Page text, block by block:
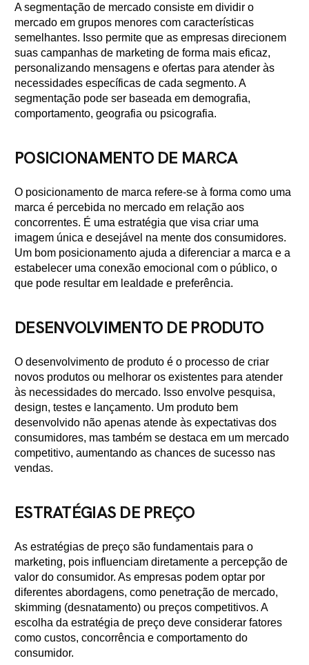
A segmentação de mercado consiste em dividir o
mercado em grupos menores com características
semelhantes. Isso permite que as empresas direcionem
suas campanhas de marketing de forma mais eficaz,
personalizando mensagens e ofertas para atender às
necessidades específicas de cada segmento. A
segmentação pode ser baseada em demografia,
comportamento, geografia ou psicografia.
POSICIONAMENTO DE MARCA
O posicionamento de marca refere-se à forma como uma
marca é percebida no mercado em relação aos
concorrentes. É uma estratégia que visa criar uma
imagem única e desejável na mente dos consumidores.
Um bom posicionamento ajuda a diferenciar a marca e a
estabelecer uma conexão emocional com o público, o
que pode resultar em lealdade e preferência.
DESENVOLVIMENTO DE PRODUTO
O desenvolvimento de produto é o processo de criar
novos produtos ou melhorar os existentes para atender
às necessidades do mercado. Isso envolve pesquisa,
design, testes e lançamento. Um produto bem
desenvolvido não apenas atende às expectativas dos
consumidores, mas também se destaca em um mercado
competitivo, aumentando as chances de sucesso nas
vendas.
ESTRATÉGIAS DE PREÇO
As estratégias de preço são fundamentais para o
marketing, pois influenciam diretamente a percepção de
valor do consumidor. As empresas podem optar por
diferentes abordagens, como penetração de mercado,
skimming (desnatamento) ou preços competitivos. A
escolha da estratégia de preço deve considerar fatores
como custos, concorrência e comportamento do
consumidor.